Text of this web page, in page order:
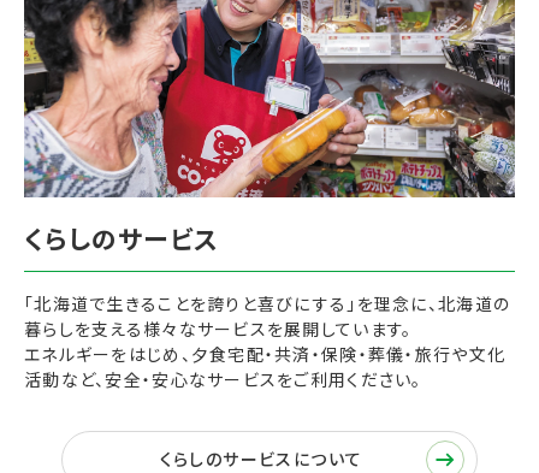
「北海道で生きることを誇りと喜びにする」を理念に、北海道の
暮らしを支える様々なサービスを展開しています。
エネルギーをはじめ、夕食宅配・共済・保険・葬儀・旅行や文化
活動など、安全・安心なサービスをご利用ください。
くらしのサービスについて